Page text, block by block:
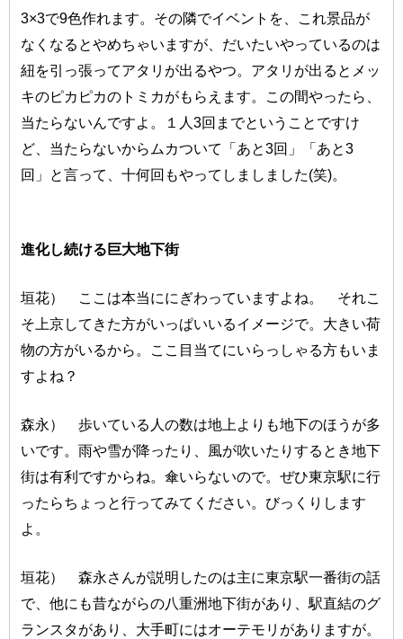
3×3で9色作れます。その隣でイベントを、これ景品が
なくなるとやめちゃいますが、だいたいやっているのは
紐を引っ張ってアタリが出るやつ。アタリが出るとメッ
キのピカピカのトミカがもらえます。この間やったら、
当たらないんですよ。１人3回までということですけ
ど、当たらないからムカついて「あと3回」「あと3
回」と言って、十何回もやってしましました(笑)。
進化し続ける巨大地下街
垣花） ここは本当ににぎわっていますよね。 それこ
そ上京してきた方がいっぱいいるイメージで。大きい荷
物の方がいるから。ここ目当てにいらっしゃる方もいま
すよね？
森永） 歩いている人の数は地上よりも地下のほうが多
いです。雨や雪が降ったり、風が吹いたりするとき地下
街は有利ですからね。傘いらないので。ぜひ東京駅に行
ったらちょっと行ってみてください。びっくりします
よ。
垣花） 森永さんが説明したのは主に東京駅一番街の話
で、他にも昔ながらの八重洲地下街があり、駅直結のグ
ランスタがあり、大手町にはオーテモリがありますが。